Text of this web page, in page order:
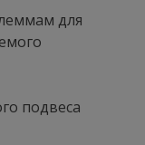
для
подвеса